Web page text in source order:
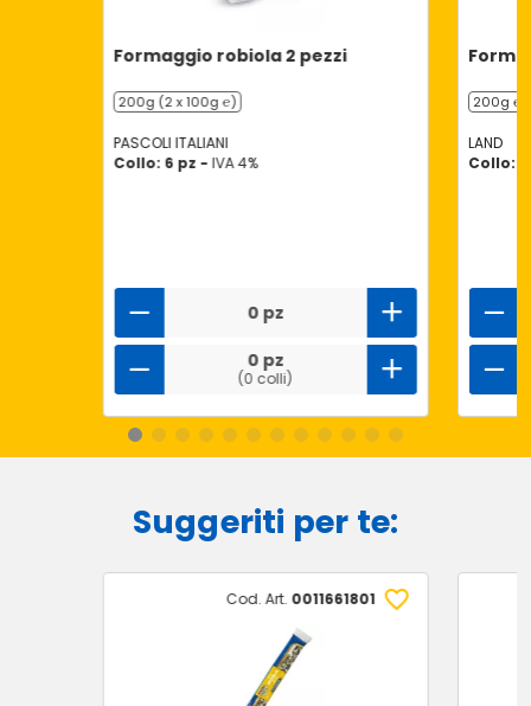
Formaggio robiola 2 pezzi
200g (2 x 100g ℮)
PASCOLI ITALIANI
Collo: 6 pz - IVA 4%
0 pz
0 pz
(0 colli)
200g ℮
LAND
Collo:
Suggeriti per te:
Cod. Art. 0011661801